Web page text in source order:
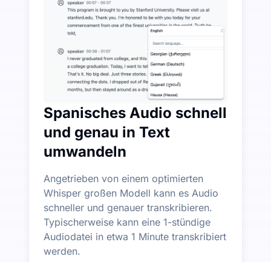
Automatisch Zusammenfassungen, Mind Maps
Spanisches Audio schnell
und genau in Text
umwandeln
Angetrieben von einem optimierten
Whisper großen Modell kann es Audio
schneller und genauer transkribieren.
Typischerweise kann eine 1-stündige
Audiodatei in etwa 1 Minute transkribiert
werden.